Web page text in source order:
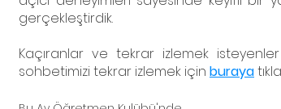
gerçekleştirdik.
Kaçıranlar ve tekrar izlemek
sohbetimizi tekrar izlemek için buraya